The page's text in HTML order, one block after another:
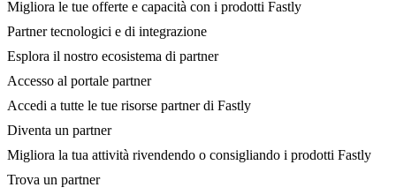
Migliora le tue offerte e capacità con i prodotti Fastly
Partner tecnologici e di integrazione
Esplora il nostro ecosistema di partner
Accesso al portale partner
Accedi a tutte le tue risorse partner di Fastly
Diventa un partner
Migliora la tua attività rivendendo o consigliando i prodotti Fastly
Trova un partner